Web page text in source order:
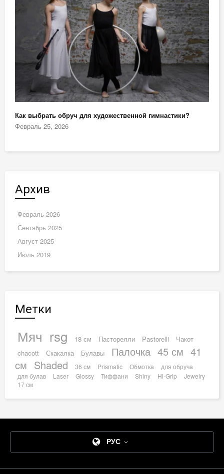
Как выбрать обруч для художественной гимнастики?
Февраль 25, 2026
Архив
Февраль 2026
Сентябрь 2025
Август 2025
Июль 2019
Метки
Мяч rsg 18 см Пасторелли Pastorelli
Чакот
chacott
Скакалка Булавы Палочка 45 см 41
cм Shaded 36 см Prismatic Обмотка
для обруча
для булав
Laser Glossy Тиффани Shiny Hi-Grip
Jewelry
17 см
РУС